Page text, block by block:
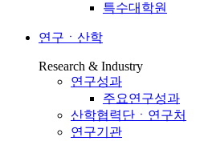
특수대학원
연구ㆍ산학
Research & Industry
연구성과
주요연구성과
산학협력단ㆍ연구처
연구기관